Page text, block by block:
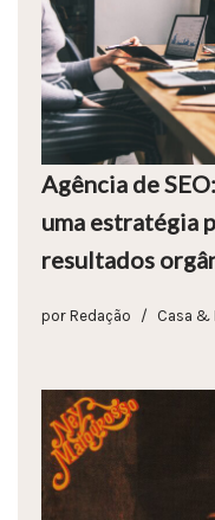
Agência de
uma estratégia
resultados
por Redação Casa &